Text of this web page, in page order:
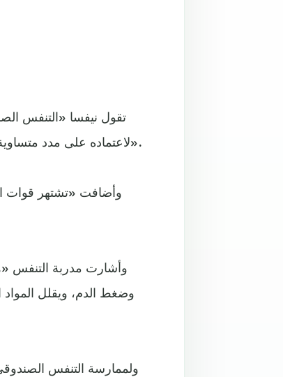
تقول نيفسا «التنفس
لاعتماده على مدد متساوية من الاستنشاق، وحبس النفس، والزفير، وحبس النفس مرة أخرى».
وأضافت «تشتهر قوات
وأشارت مدربة التنفس
وضغط الدم، ويقلل
ولممارسة التنفس